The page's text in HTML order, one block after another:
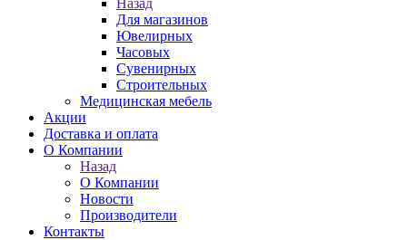
Назад
Для магазинов
Ювелирных
Часовых
Сувенирных
Строительных
Медицинская мебель
Акции
Доставка и оплата
О Компании
Назад
О Компании
Новости
Производители
Контакты